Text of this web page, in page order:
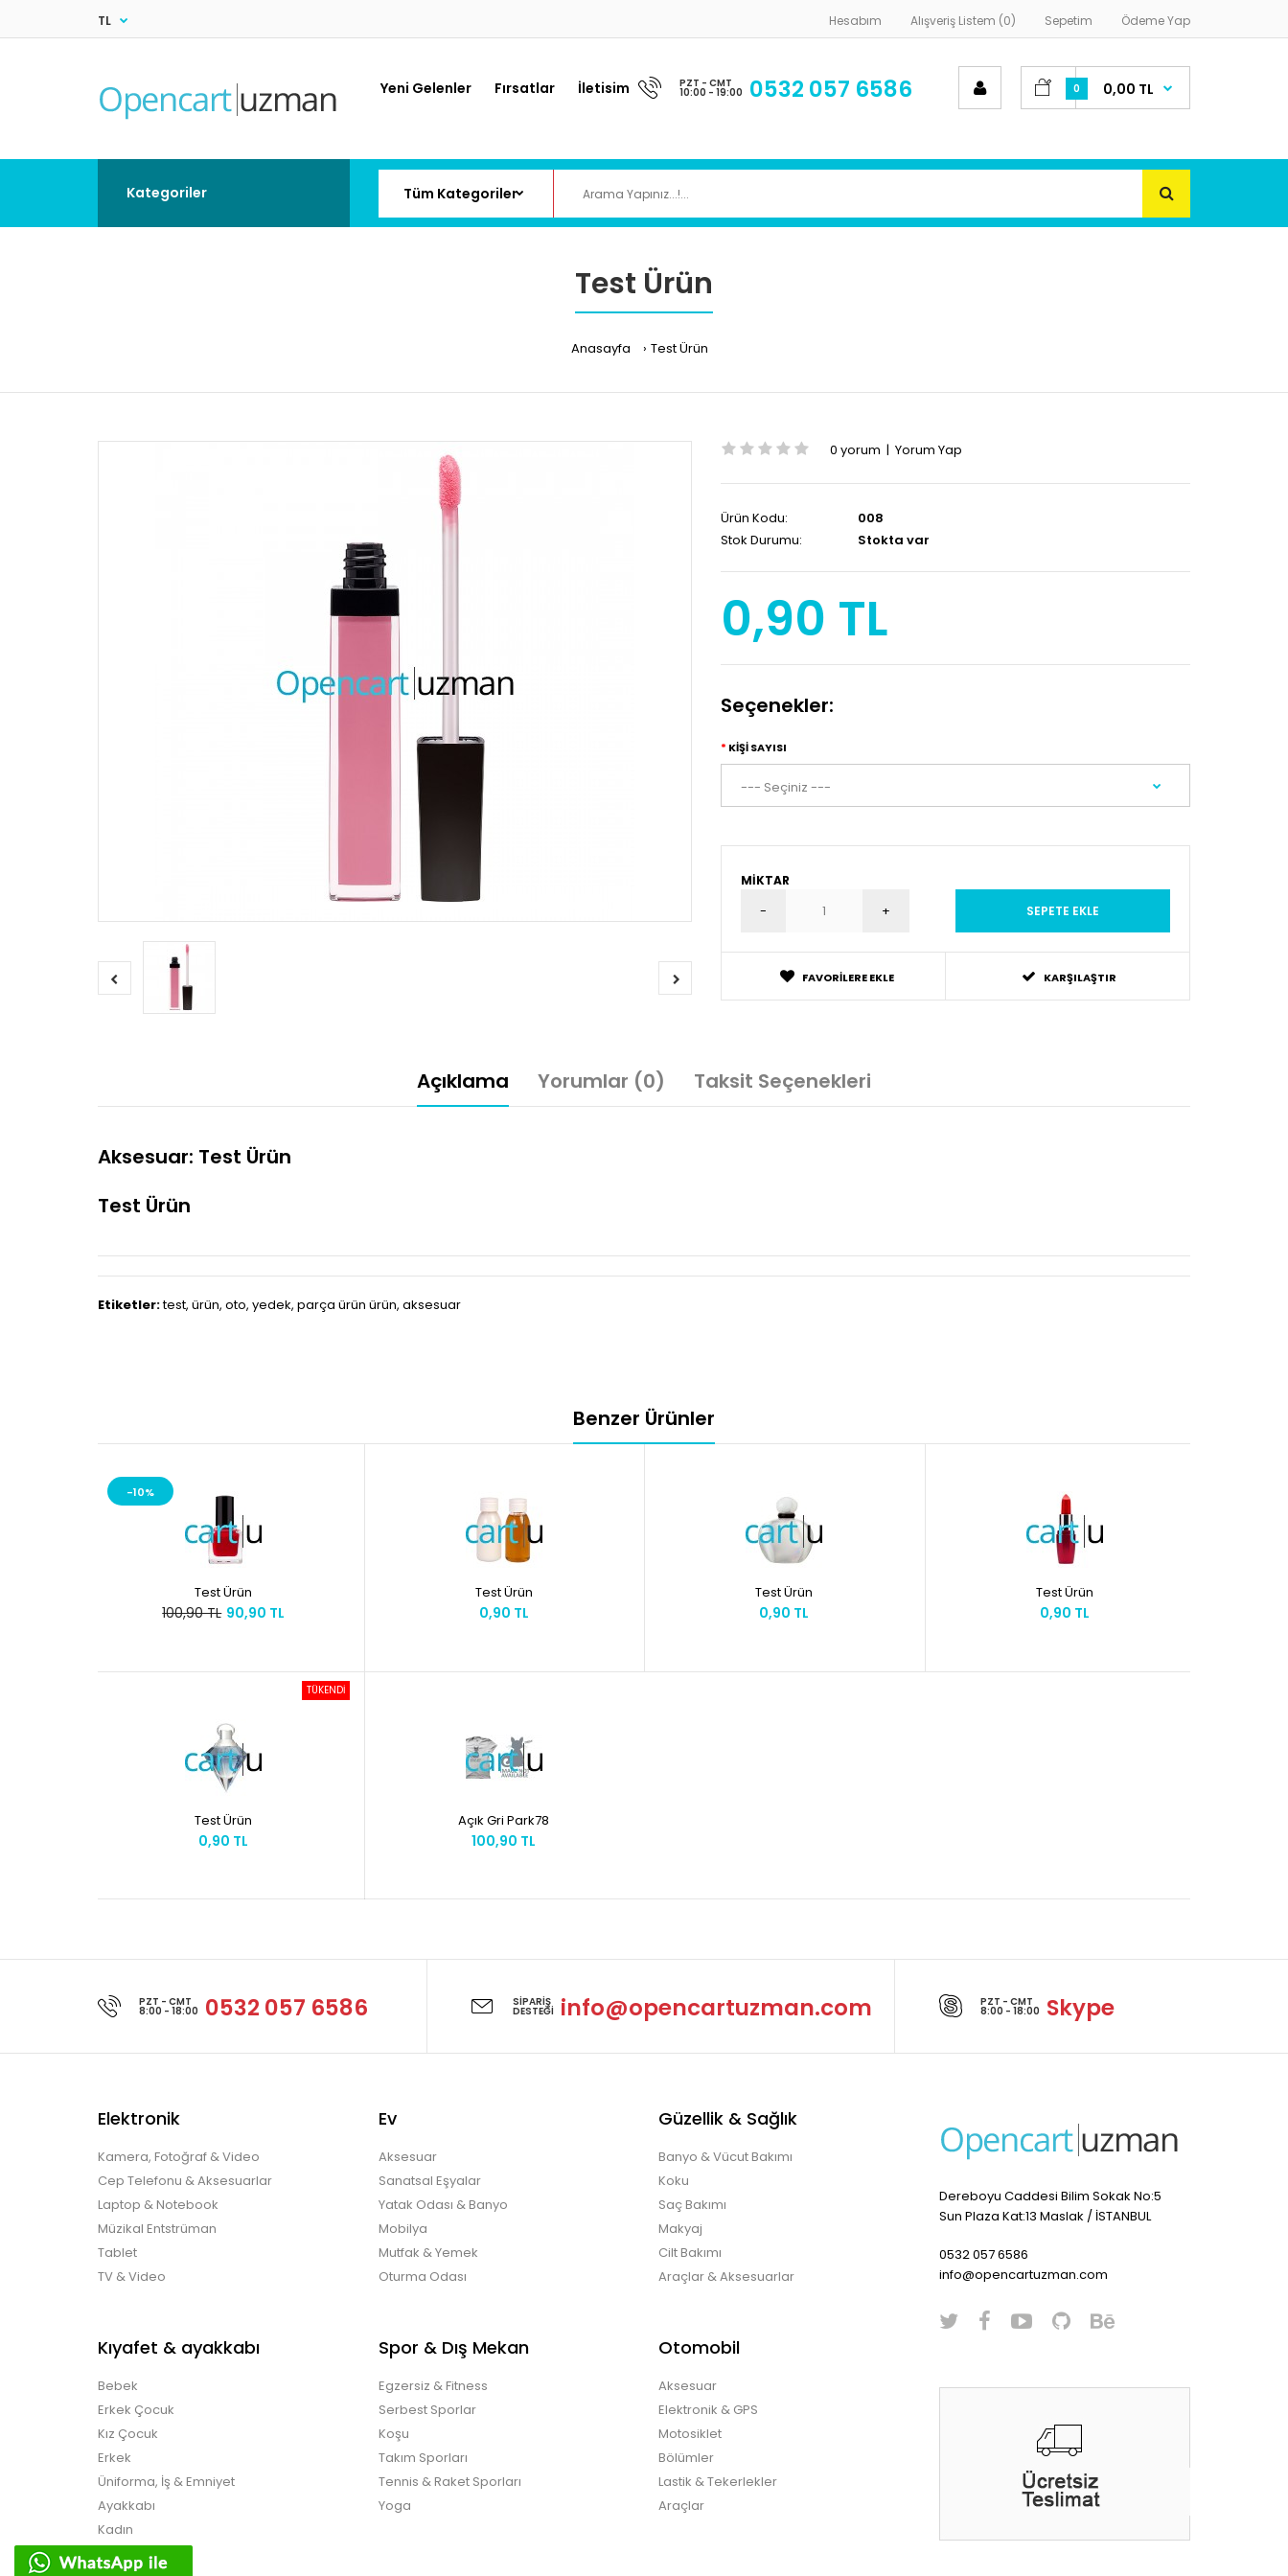
Hesabım Alışveriş Listem (0) Sepetim Ödeme Yap
TL
Yeni Gelenler Fırsatlar İletisim PZT - CMT
10:00 - 19:00 0532 057 6586 0 0,00 TL
Kategoriler
Test Ürün
Anasayfa Test Ürün
0 yorum | Yorum Yap
Ürün Kodu:
008
Stok Durumu:
Stokta var
0,90 TL
Seçenekler:
KIŞI SAYISI
MIKTAR
FAVORILERE EKLE KARŞILAŞTIR
Açıklama Yorumlar (0) Taksit Seçenekleri
Aksesuar: Test Ürün
Test Ürün
Etiketler:test, ürün, oto, yedek, parça ürün ürün, aksesuar
Benzer Ürünler
-10%
Test Ürün
100,90 TL 90,90 TL
Test Ürün
0,90 TL
Test Ürün
0,90 TL
Test Ürün
0,90 TL
TÜKENDİ
Test Ürün
0,90 TL
Açık Gri Park78
100,90 TL
PZT - CMT
8:00 - 18:00 0532 057 6586 SIPARIŞ
DESTEĞI info@opencartuzman.com PZT - CMT
8:00 - 18:00 Skype
Elektronik
Kamera, Fotoğraf & Video
Cep Telefonu & Aksesuarlar
Laptop & Notebook
Müzikal Entstrüman
Tablet
TV & Video
Kıyafet & ayakkabı
Bebek
Erkek Çocuk
Kız Çocuk
Erkek
Üniforma, İş & Emniyet
Ayakkabı
Kadın
Ev
Aksesuar
Sanatsal Eşyalar
Yatak Odası & Banyo
Mobilya
Mutfak & Yemek
Oturma Odası
Spor & Dış Mekan
Egzersiz & Fitness
Serbest Sporlar
Koşu
Takım Sporları
Tennis & Raket Sporları
Yoga
Güzellik & Sağlık
Banyo & Vücut Bakımı
Koku
Saç Bakımı
Makyaj
Cilt Bakımı
Araçlar & Aksesuarlar
Otomobil
Aksesuar
Elektronik & GPS
Motosiklet
Bölümler
Lastik & Tekerlekler
Araçlar
Dereboyu Caddesi Bilim Sokak No:5
Sun Plaza Kat:13 Maslak / İSTANBUL
0532 057 6586
info@opencartuzman.com